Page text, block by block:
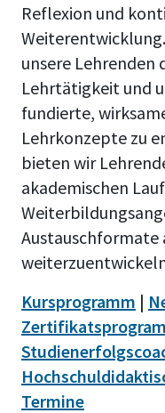
Reflexion und
unsere Lehrenden
Lehrtätigkeit und
fundierte,
Lehrkonzepte zu
bieten wir
akademischen
Austauschformate
Kursprogramm |
Termine